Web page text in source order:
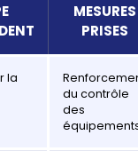
MESURES
PRISES
la
du contrôle
des